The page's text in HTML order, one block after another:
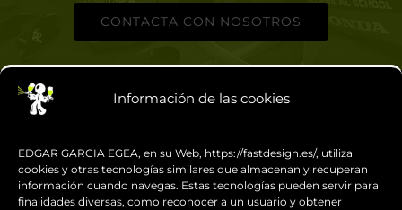
Información de las cookies
EDGAR GARCIA EGEA, en su Web, https://fastdesign.es/, utiliza
cookies y otras tecnologías similares que almacenan y recuperan
información cuando navegas. Estas tecnologías pueden servir para
finalidades diversas, como reconocer a un usuario y obtener
CONTACTA CON NOSOTROS